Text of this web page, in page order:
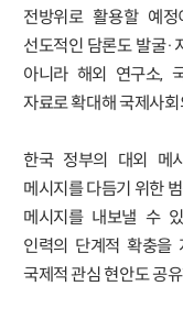
전방위로 활용할 예
선도적인 담론도 발굴·
아니라 해외 연구소,
자료로 확대해 국제사
한국 정부의 대외 메
메시지를 다듬기 위한
메시지를 내보낼 수
인력의 단계적 확충을
국제적 관심 현안도 공